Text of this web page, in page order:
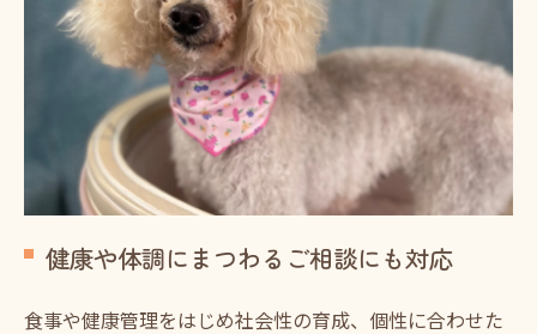
健康や体調にまつわるご相談にも対応
食事や健康管理をはじめ社会性の育成、個性に合わせた